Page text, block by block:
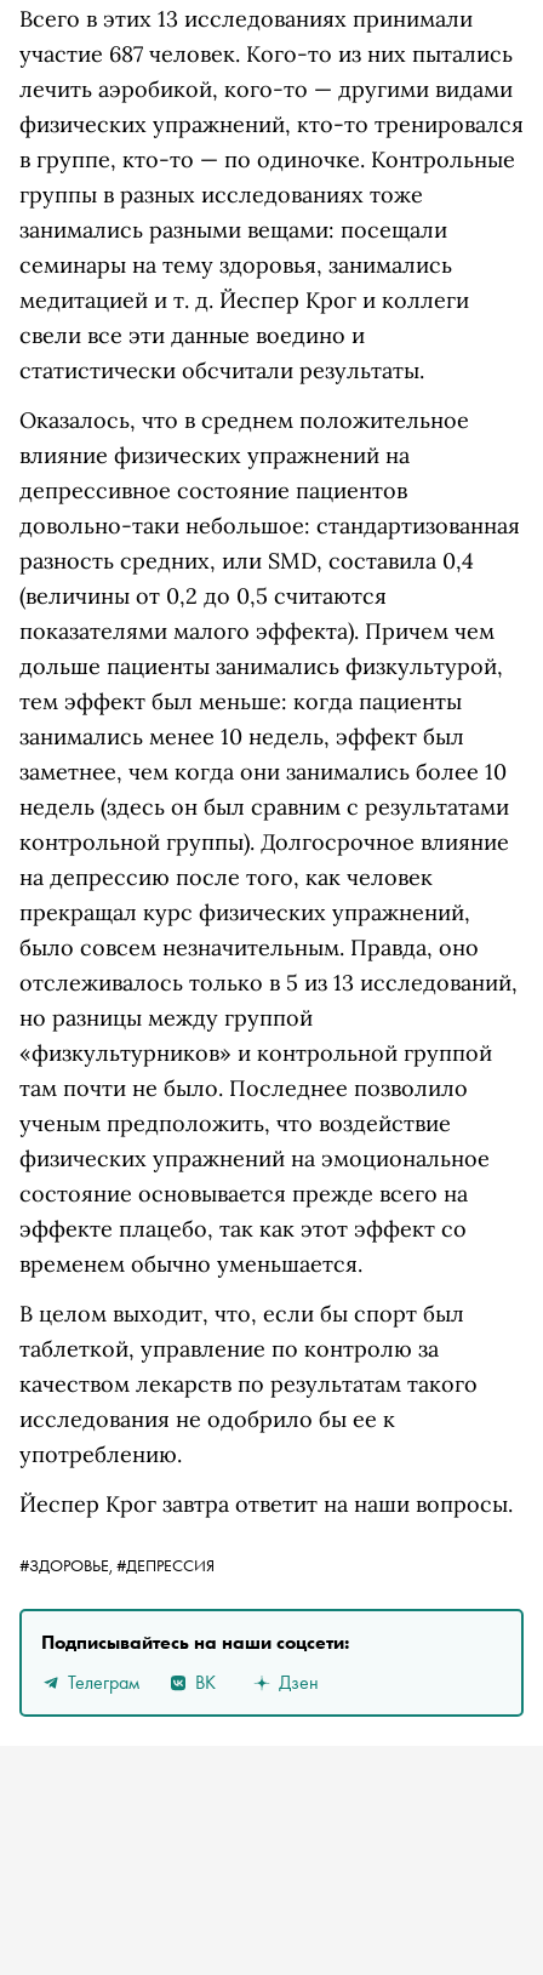
Всего в этих 13 исследованиях принимали
участие 687 человек. Кого-то из них пытались
лечить аэробикой, кого-то — другими видами
физических упражнений, кто-то тренировался
в группе, кто-то — по одиночке. Контрольные
группы в разных исследованиях тоже
занимались разными вещами: посещали
семинары на тему здоровья, занимались
медитацией и т. д. Йеспер Крог и коллеги
свели все эти данные воедино и
статистически обсчитали результаты.
Оказалось, что в среднем положительное
влияние физических упражнений на
депрессивное состояние пациентов
довольно-таки небольшое: стандартизованная
разность средних, или SMD, составила 0,4
(величины от 0,2 до 0,5 считаются
показателями малого эффекта). Причем чем
дольше пациенты занимались физкультурой,
тем эффект был меньше: когда пациенты
занимались менее 10 недель, эффект был
заметнее, чем когда они занимались более 10
недель (здесь он был сравним с результатами
контрольной группы). Долгосрочное влияние
на депрессию после того, как человек
прекращал курс физических упражнений,
было совсем незначительным. Правда, оно
отслеживалось только в 5 из 13 исследований,
но разницы между группой
«физкультурников» и контрольной группой
там почти не было. Последнее позволило
ученым предположить, что воздействие
физических упражнений на эмоциональное
состояние основывается прежде всего на
эффекте плацебо, так как этот эффект со
временем обычно уменьшается.
В целом выходит, что, если бы спорт был
таблеткой, управление по контролю за
качеством лекарств по результатам такого
исследования не одобрило бы ее к
употреблению.
Йеспер Крог завтра ответит на наши вопросы.
#ЗДОРОВЬЕ, #ДЕПРЕССИЯ
Подписывайтесь на наши соцсети:
Телеграм
ВК Дзен